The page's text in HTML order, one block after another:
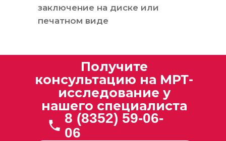
заключение на диске или
печатном виде
Получите
консультацию на МРТ-
исследование у
нашего специалиста
8 (8352) 59-06-
06